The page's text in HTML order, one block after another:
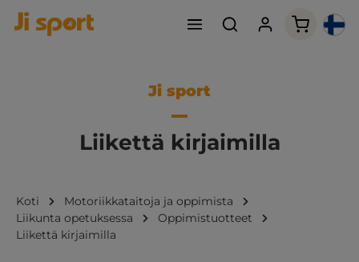
Ji sport
Liikettä kirjaimilla
Koti
Motoriikkataitoja ja oppimista
Liikunta opetuksessa
Oppimistuotteet
Liikettä kirjaimilla